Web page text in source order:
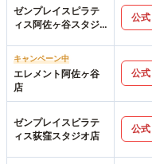
ゼンプレイスピラテ
ィス阿佐ヶ谷スタジ
公式
キャンペーン中
エレメント阿佐ヶ谷
店
公式
ゼンプレイスピラテ
ィス荻窪スタジオ店
公式